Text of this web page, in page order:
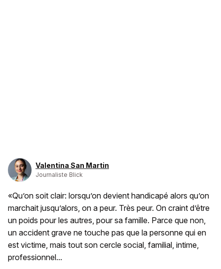
Valentina San Martin
Journaliste Blick
«Qu’on soit clair: lorsqu’on devient handicapé alors qu’on
marchait jusqu’alors, on a peur. Très peur. On craint d’être
un poids pour les autres, pour sa famille. Parce que non,
un accident grave ne touche pas que la personne qui en
est victime, mais tout son cercle social, familial, intime,
professionnel...